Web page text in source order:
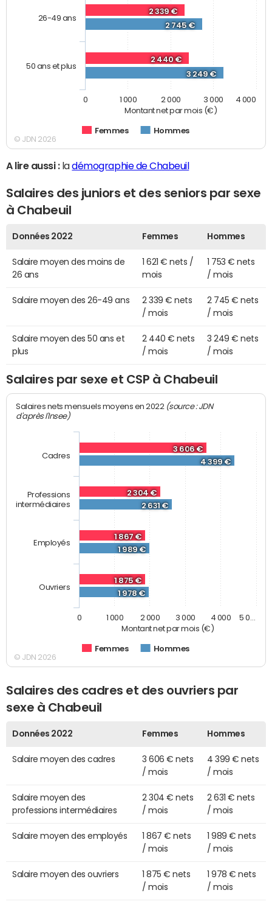
Montant net par mois (€)
2 339 €
2 440 €
2 745 €
3 249 €
Femmes Hommes
26-49 ans
50 ans et plus
0 1 000 2 000 3 000 4 000
© JDN 2026
A lire aussi :ladémographie de Chabeuil
Salaires des juniors et des seniors par sexe
à Chabeuil
Données 2022 Femmes Hommes
Salaire moyen des moins de
26 ans
1 621 € nets /
mois
1 753 € nets
/ mois
Salaire moyen des 26-49 ans
2 339 € nets
/ mois
2 745 € nets
/ mois
Salaire moyen des 50 ans et
plus
2 440 € nets
/ mois
3 249 € nets
/ mois
Salaires par sexe et CSP à Chabeuil
Montant net par mois (€)
Salaires nets mensuels moyens en 2022 (source : JDN
d'après l'Insee)
3 606 €
2 304 €
1 867 €
1 875 €
4 399 €
2 631 €
1 989 €
1 978 €
Femmes Hommes
Cadres
Professions
intermédiaires
Employés
Ouvriers
0 1 000 2 000 3 000 4 000 5 0…
© JDN 2026
Salaires des cadres et des ouvriers par
sexe à Chabeuil
Données 2022 Femmes Hommes
Salaire moyen des cadres
3 606 € nets
/ mois
4 399 € nets
/ mois
Salaire moyen des
professions intermédiaires
2 304 € nets
/ mois
2 631 € nets
/ mois
Salaire moyen des employés
1 867 € nets
/ mois
1 989 € nets
/ mois
Salaire moyen des ouvriers
1 875 € nets
/ mois
1 978 € nets
/ mois